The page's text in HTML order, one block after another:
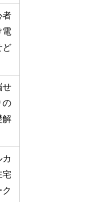
者
電
ど
せ
の
解
カ
宅
ク